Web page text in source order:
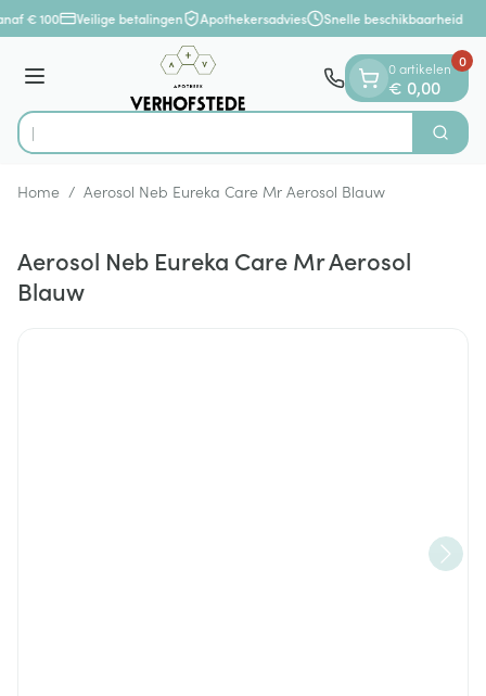
Ga naar de inhoud
1 van 1
€ 100 Veilige betalingen Apothekersadvies Snelle beschikbaarheid
Menu
Product, merk, categorie...
O Zoek
0 artikelen
€ 0,00
0
Home / Aerosol Neb Eureka Care Mr Aerosol Blauw
Aerosol Neb Eureka Care Mr Aerosol
Blauw